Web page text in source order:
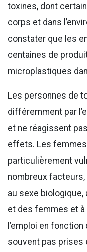
toxines, dont
corps et dans
constater que les
centaines de
microplastiques
Les personnes de
différemment par
et ne réagissent
effets. Les
particulièrement
nombreux
au sexe
et des femmes et
l’emploi en
souvent pas prises